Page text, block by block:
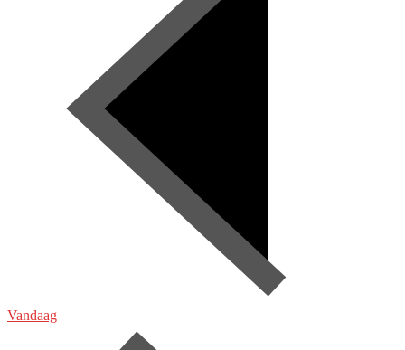
Vandaag